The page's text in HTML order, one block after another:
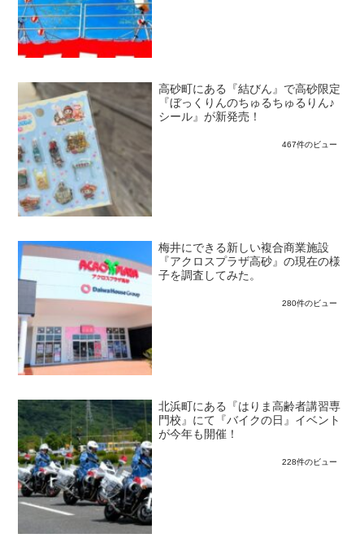
高砂町にある『結びん』で高砂限定
『ぼっくりんのちゅるちゅるりん♪
シール』が新発売！
467件のビュー
梅井にできる新しい複合商業施設
『アクロスプラザ高砂』の現在の様
子を調査してみた。
280件のビュー
北浜町にある『はりま高齢者講習専
門校』にて『バイクの日』イベント
が今年も開催！
228件のビュー